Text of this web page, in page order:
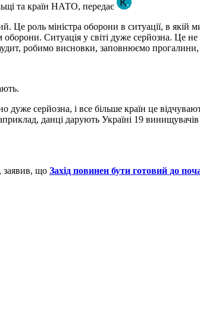
та країн НАТО, передає
роль міністра оборони в ситуації, в якій
Ситуація у світі дуже серйозна. Це
робимо висновки, заповнюємо
серйозна, і все більше країн це
данці дарують Україні 19
заявив, що Захід повинен бути готовий до